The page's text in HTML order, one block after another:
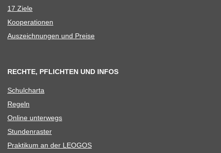
17 Ziele
Koope­ra­tio­nen
Aus­zeich­nun­gen und Preise
RECHTE, PFLICHTEN UND INFOS
Schul­charta
Regeln
Online unter­wegs
Stun­den­ras­ter
Prak­ti­kum an der LEOGOS